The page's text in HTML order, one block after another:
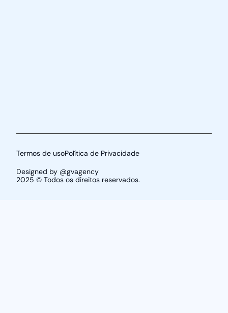
2025 © Todos os direitos reservados.
Designed by @gvagency
Termos de usoPolítica de Privacidade